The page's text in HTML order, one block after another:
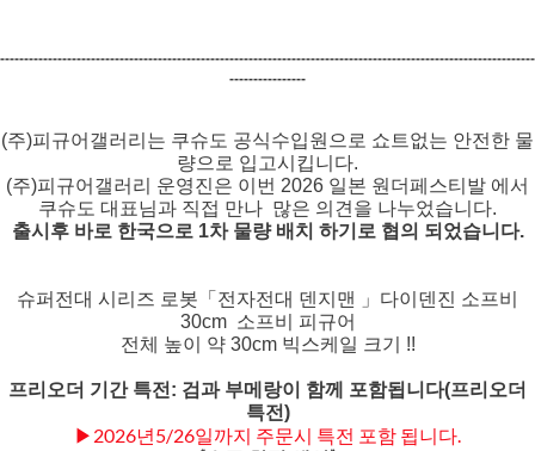
----------------------------------------------------------------------------------------------------------------
----------------
(주)피규어갤러리는 쿠슈도 공식수입원으로 쇼트없는 안전한 물
량으로 입고시킵니다.
(주)피규어갤러리 운영진은 이번 2026 일본 원더페스티발 에서
쿠슈도 대표님과 직접 만나 많은 의견을 나누었습니다.
출시후 바로 한국으로 1차 물량 배치 하기로 협의 되었습니다.
슈퍼전대 시리즈 로봇「전자전대 덴지맨 」다이덴진 소프비
30cm 소프비 피규어
전체 높이 약 30cm 빅스케일 크기 !!
프리오더 기간 특전: 검과 부메랑이 함께 포함됩니다(프리오더
특전)
▶2026년5/26일까지 주문시 특전 포함 됩니다.